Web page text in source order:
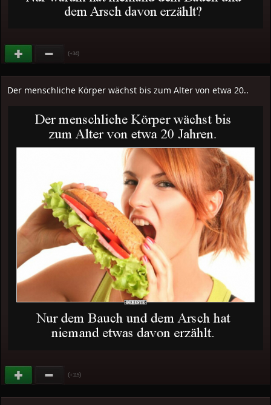
(+34)
Der menschliche Körper wächst bis zum Alter von etwa 20..
(+115)